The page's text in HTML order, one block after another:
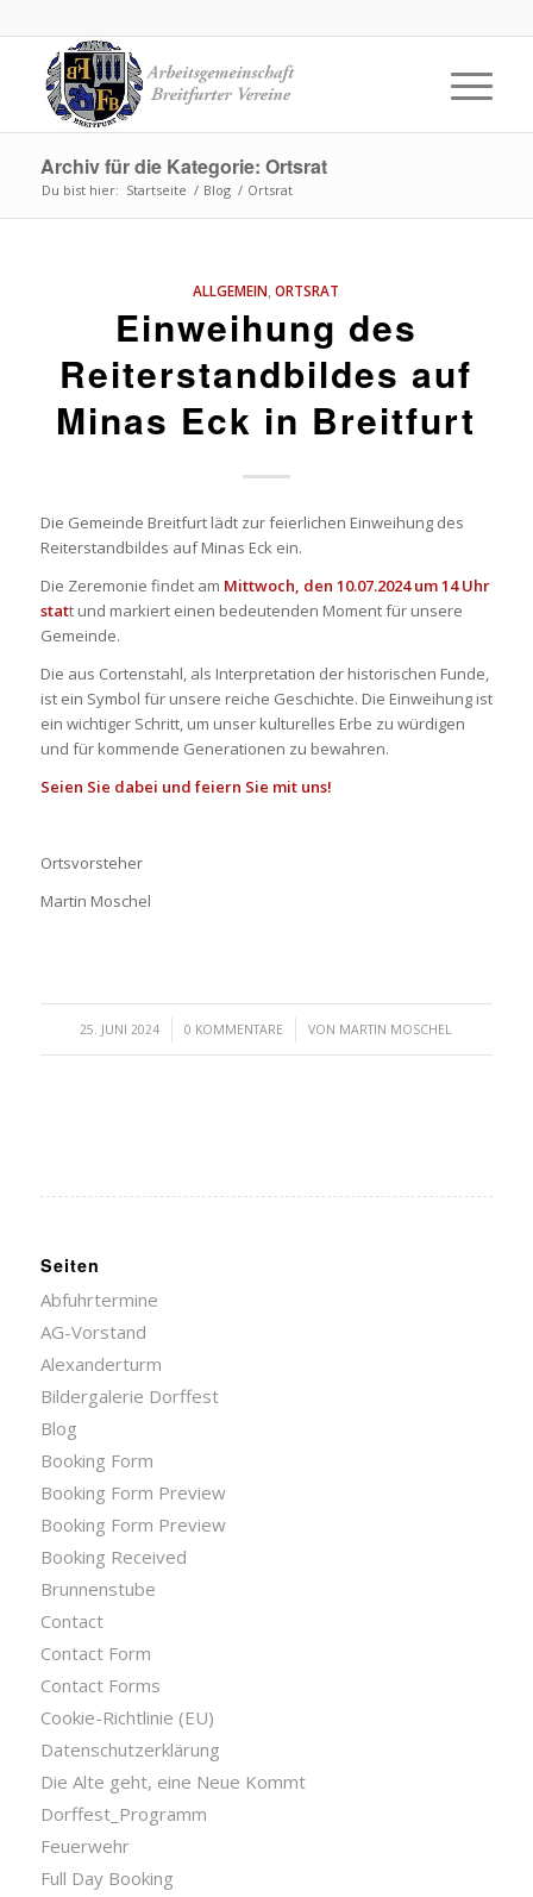
Archiv für die Kategorie: Ortsrat
Du bist hier: Startseite / Blog / Ortsrat
ALLGEMEIN ,ORTSRAT
Einweihung des
Reiterstandbildes auf
Minas Eck in Breitfurt
Die Gemeinde Breitfurt lädt zur feierlichen Einweihung des
Reiterstandbildes auf Minas Eck ein.
Die Zeremonie findet am Mittwoch, den 10.07.2024 um 14 Uhr
statt und markiert einen bedeutenden Moment für unsere
Gemeinde.
Die aus Cortenstahl, als Interpretation der historischen Funde,
ist ein Symbol für unsere reiche Geschichte. Die Einweihung ist
ein wichtiger Schritt, um unser kulturelles Erbe zu würdigen
und für kommende Generationen zu bewahren.
Seien Sie dabei und feiern Sie mit uns!
Ortsvorsteher
Martin Moschel
25. JUNI 2024
/ 0 KOMMENTARE
/ VON MARTIN MOSCHEL
Seiten
Abfuhrtermine
AG-Vorstand
Alexanderturm
Bildergalerie Dorffest
Blog
Booking Form
Booking Form Preview
Booking Form Preview
Booking Received
Brunnenstube
Contact
Contact Form
Contact Forms
Cookie-Richtlinie (EU)
Datenschutzerklärung
Die Alte geht, eine Neue Kommt
Dorffest_Programm
Feuerwehr
Full Day Booking